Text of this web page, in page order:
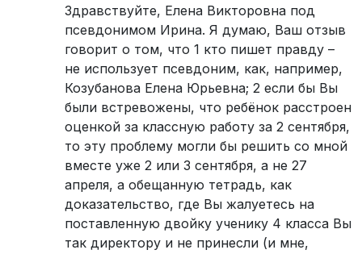
Здравствуйте, Елена Викторовна под
псевдонимом Ирина. Я думаю, Ваш отзыв
говорит о том, что 1 кто пишет правду –
не использует псевдоним, как, например,
Козубанова Елена Юрьевна; 2 если бы Вы
были встревожены, что ребёнок расстроен
оценкой за классную работу за 2 сентября,
то эту проблему могли бы решить со мной
вместе уже 2 или 3 сентября, а не 27
апреля, а обещанную тетрадь, как
доказательство, где Вы жалуетесь на
поставленную двойку ученику 4 класса Вы
так директору и не принесли (и мне,